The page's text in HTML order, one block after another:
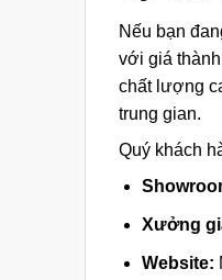
Nếu bạn
với giá
chất lượng
trung gian.
Quý khách
Xưởng
Website: